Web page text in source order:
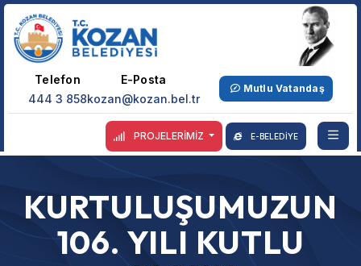
Telefon
444 3 858
E-Posta
kozan@kozan.bel.tr
Mutlu Vatandaş
PROJELERİMİZ E-BELEDİYE
KURTULUŞUMUZUN
106. YILI KUTLU